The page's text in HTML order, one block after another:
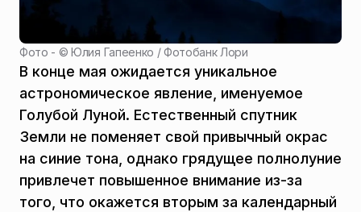
Фото - ©Юлия Гапеенко / Фотобанк Лори
В конце мая ожидается уникальное
астрономическое явление, именуемое
Голубой Луной. Естественный спутник
Земли не поменяет свой привычный окрас
на синие тона, однако грядущее полнолуние
привлечет повышенное внимание из-за
того, что окажется вторым за календарный